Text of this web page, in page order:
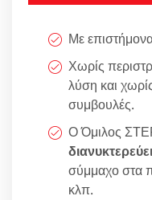
Με
Χωρίς
λύση και
συμβουλές.
Ο Όμιλος
διανυκτερεύει
σύμμαχο στα
κλπ.